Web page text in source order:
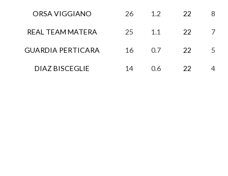
ORSA VIGGIANO
REAL TEAM MATERA
GUARDIA PERTICARA
DIAZ BISCEGLIE
26 1.2 22 8
25 1.1 22 7
16 0.7 22 5
14 0.6 22 4